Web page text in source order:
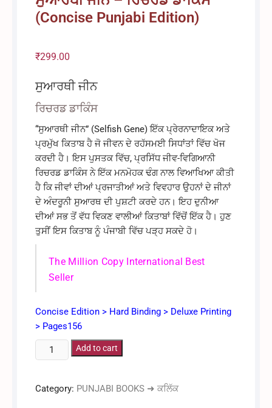
(Concise Punjabi Edition)
₹299.00
ਸੁਆਰਥੀ ਜੀਨ
ਰਿਚਰਡ ਡਾਕਿੰਸ
“ਸੁਆਰਥੀ ਜੀਨ” (Selfish Gene) ਇੱਕ ਪ੍ਰੇਰਨਾਦਾਇਕ ਅਤੇ
ਪ੍ਰਮੁੱਖ ਕਿਤਾਬ ਹੈ ਜੋ ਜੀਵਨ ਦੇ ਰਹੱਸਮਈ ਸਿਧਾਂਤਾਂ ਵਿੱਚ ਖੋਜ
ਕਰਦੀ ਹੈ। ਇਸ ਪੁਸਤਕ ਵਿੱਚ, ਪ੍ਰਸਿੱਧ ਜੀਵ-ਵਿਗਿਆਨੀ
ਰਿਚਰਡ ਡਾਕਿੰਸ ਨੇ ਇੱਕ ਮਨਮੋਹਕ ਢੰਗ ਨਾਲ ਵਿਆਖਿਆ ਕੀਤੀ
ਹੈ ਕਿ ਜੀਵਾਂ ਦੀਆਂ ਪ੍ਰਜਾਤੀਆਂ ਅਤੇ ਵਿਵਹਾਰ ਉਹਨਾਂ ਦੇ ਜੀਨਾਂ
ਦੇ ਅੰਦਰੂਨੀ ਸੁਆਰਥ ਦੀ ਪੁਸ਼ਟੀ ਕਰਦੇ ਹਨ। ਇਹ ਦੁਨੀਆ
ਦੀਆਂ ਸਭ ਤੋਂ ਵੱਧ ਵਿਕਣ ਵਾਲੀਆਂ ਕਿਤਾਬਾਂ ਵਿੱਚੋਂ ਇੱਕ ਹੈ। ਹੁਣ
ਤੁਸੀਂ ਇਸ ਕਿਤਾਬ ਨੂੰ ਪੰਜਾਬੀ ਵਿੱਚ ਪੜ੍ਹ ਸਕਦੇ ਹੋ।
The Million Copy International Best
Seller
Concise Edition > Hard Binding > Deluxe Printing
> Pages156
ਸੁਆਰਥੀ
ਜੀਨ
ਰਿਚਰਡ
Add to cart
Category: PUNJABI BOOKS ➜ ਕਲਿੱਕ